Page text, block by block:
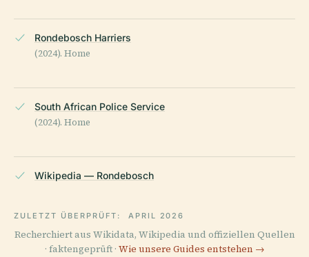
Rondebosch Harriers
(2024). Home
South African Police Service
(2024). Home
Wikipedia — Rondebosch
ZULETZT ÜBERPRÜFT: APRIL 2026
Recherchiert aus Wikidata, Wikipedia und offiziellen Quellen
· faktengeprüft · Wie unsere Guides entstehen →